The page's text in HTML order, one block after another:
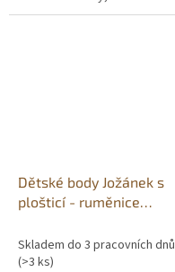
malovaný motiv. 🖨️Vlastní
Dětské body Jožánek s
plošticí - ruměnice
Skladem do 3 pracovních dnů
(>3 ks)